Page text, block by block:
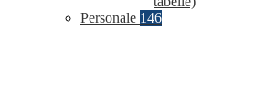
Personale 146